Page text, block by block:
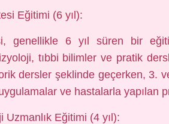
Eğitimi (6 yıl):
genellikle 6 yıl süren bir
tıbbi bilimler ve pratik
dersler şeklinde geçerken, 3.
ve hastalarla yapılan
Uzmanlık Eğitimi (4 yıl):